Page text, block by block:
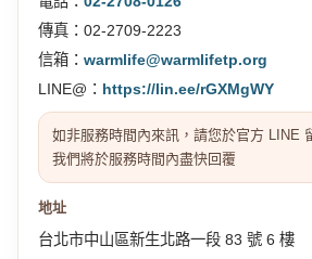
傳真：02-2709-2223
信箱： warmlife@warmlifetp.org
LINE@： https://lin.ee/rGXMgWY
如非服務時間內來訊，請您於官方 LINE
我們將於服務時間內盡快回覆
地址
台北市中山區新生北路一段 83 號 6 樓